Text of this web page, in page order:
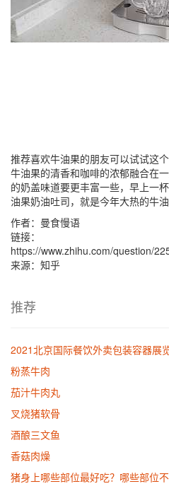
推荐喜欢牛油果的朋友可以试试这
牛油果的清香和咖啡的浓郁融合在
的奶盖味道要更丰富一些，早上一
油果奶油吐司，就是今年大热的牛
作者：曼食慢语
链接：
https://www.zhihu.com/question/
来源：知乎
推荐
2021北京国际餐饮外卖包装容器展
粉蒸牛肉
茄汁牛肉丸
叉烧猪软骨
酒酿三文鱼
香菇肉燥
猪身上哪些部位最好吃？哪些部位